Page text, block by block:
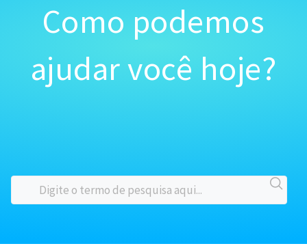
Como podemos
ajudar você hoje?